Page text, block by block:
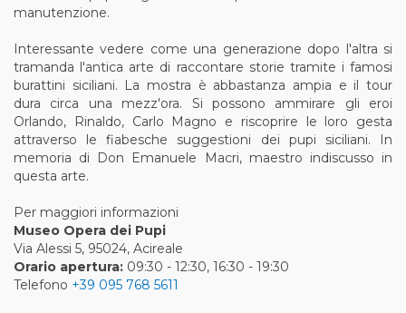
manutenzione.
Interessante vedere come una generazione dopo l'altra si
tramanda l'antica arte di raccontare storie tramite i famosi
burattini siciliani. La mostra è abbastanza ampia e il tour
dura circa una mezz'ora. Si possono ammirare gli eroi
Orlando, Rinaldo, Carlo Magno e riscoprire le loro gesta
attraverso le fiabesche suggestioni dei pupi siciliani. In
memoria di Don Emanuele Macri, maestro indiscusso in
questa arte.
Per maggiori informazioni
Museo Opera dei Pupi
Via Alessi 5, 95024, Acireale
Orario apertura: 09:30 - 12:30, 16:30 - 19:30
Telefono +39 095 768 5611